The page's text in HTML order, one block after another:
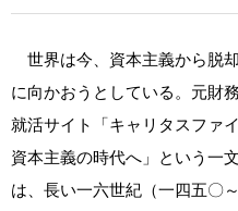
世界は今、資本主義から脱
に向かおうとしている。元財
就活サイト「キャリタスファ
資本主義の時代へ」という一
は、長い一六世紀（一四五〇